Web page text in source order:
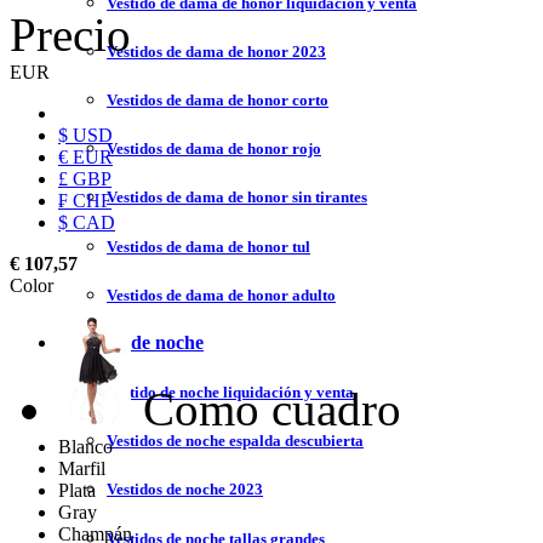
Vestidos de dama de honor 2023
Vestidos de dama de honor corto
Vestidos de dama de honor rojo
Vestidos de dama de honor sin tirantes
Vestidos de dama de honor tul
Vestidos de dama de honor adulto
Vestidos de noche
Vestido de noche liquidación y venta
Vestidos de noche espalda descubierta
Vestidos de noche 2023
Vestidos de noche tallas grandes
Precio
EUR
$ USD
€ EUR
£ GBP
₣ CHF
$ CAD
€ 107,57
Color
Como cuadro
Blanco
Marfil
Plata
Gray
Champán